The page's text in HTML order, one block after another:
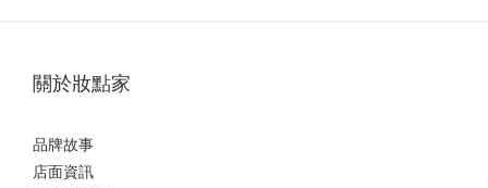
關於妝點家
品牌故事
店面資訊